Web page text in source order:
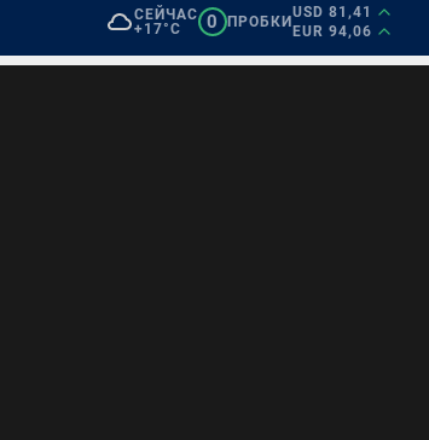
СЕЙЧАС
+17°C
0 ПРОБКИ
USD 81,41
EUR 94,06